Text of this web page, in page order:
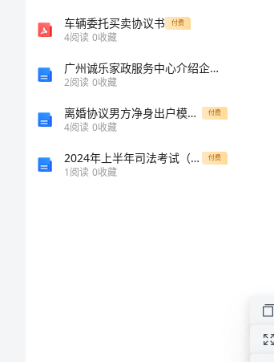
车辆委托买卖协议书 付费
4阅读 0收藏
广州诚乐家政服务中心介绍企业发展分析报告
2阅读 0收藏
离婚协议男方净身出户模板(2024版) 付费
4阅读 0收藏
2024年上半年司法考试（试卷三）考前冲刺试题C卷 附答案 付费
1阅读 0收藏